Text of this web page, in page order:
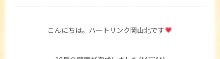
こんにちは。ハートリンク岡山北です